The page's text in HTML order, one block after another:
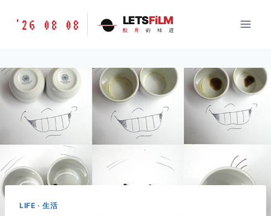
胶
味
道
LETSFILM
'26 08 08 LETSFiLM
胶 片 的 味 道
LIFE · 生活